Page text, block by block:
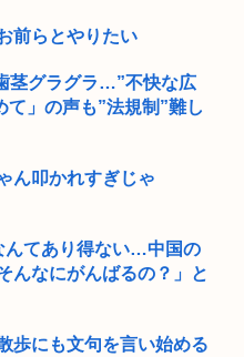
円消える
。ホストにハマったJK JC の
苗2000株盗まれる
主流に。まだ8GB使って
前らとやりたい
茎グラグラ…”不快な広
」の声も”法規制”難し
ん叩かれすぎじゃ
んてあり得ない…中国の
んなにがんばるの？」と
歩にも文句を言い始める